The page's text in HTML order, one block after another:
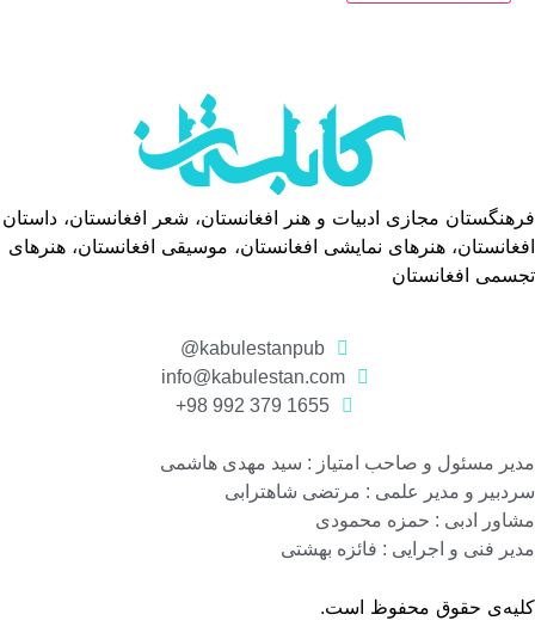
فرهنگستان مجازی ادبیات و هنر افغانستان، شعر افغانستان، داستان
افغانستان، هنرهای نمایشی افغانستان، موسیقی افغانستان، هنرهای
تجسمی افغانستان
kabulestanpub@
info@kabulestan.com
1655 379 992 98+
مدیر مسئول و صاحب امتیاز : سید مهدی هاشمی
سردبیر و مدیر علمی : مرتضی شاهترابی
مشاور ادبی : حمزه محمودی
مدیر فنی و اجرایی : فائزه بهشتی
کلیه‌ی حقوق محفوظ است.